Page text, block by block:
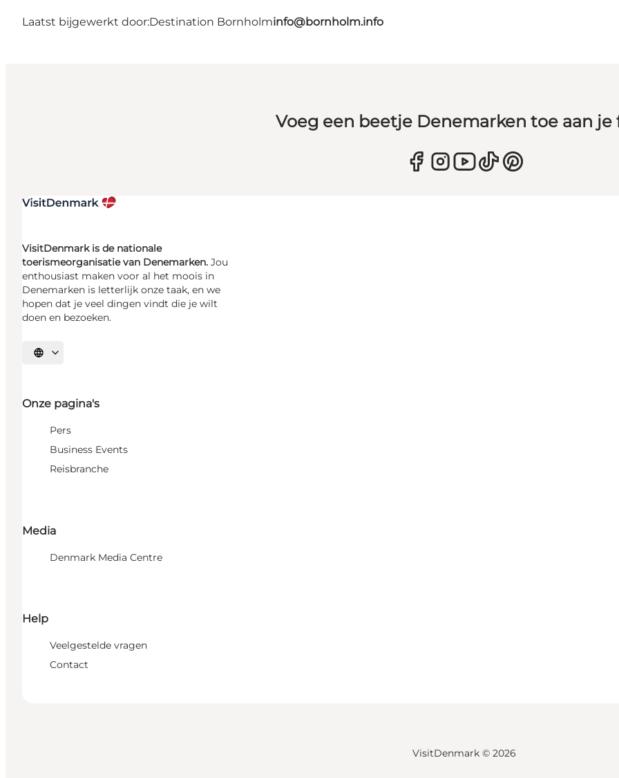
Laatst bijgewerkt door:Destination Bornholminfo@bornholm.info
Voeg een beetje Denemarken toe aan je
VisitDenmark is de nationale
toerismeorganisatie van Denemarken. Jou
enthousiast maken voor al het moois in
Denemarken is letterlijk onze taak, en we
hopen dat je veel dingen vindt die je wilt
doen en bezoeken.
Selecteer taal
Onze pagina's
Pers
Business Events
Reisbranche
Media
Denmark Media Centre
Help
Veelgestelde vragen
Contact
VisitDenmark © 2026